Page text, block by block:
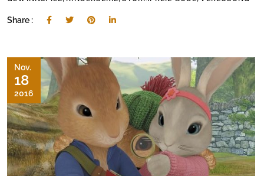
Share :
Nov.
18
2016